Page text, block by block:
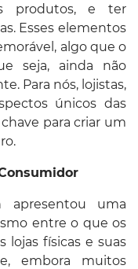
produtos, e ter
Esses elementos
algo que o
seja, ainda não
Para nós, lojistas,
únicos das
para criar um
apresentou uma
entre o que os
lojas físicas e suas
embora muitos